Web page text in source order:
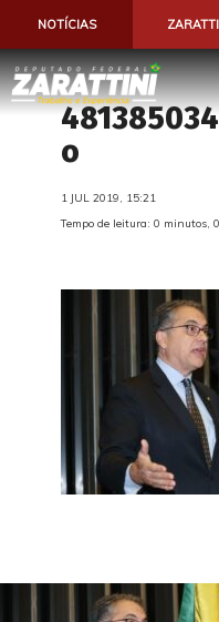
NOTÍCIAS
o
1 JUL 2019, 15:21
Tempo de leitura: 0 minutos,